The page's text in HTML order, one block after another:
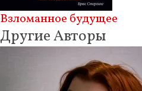
Взломанное будущее
Другие Авторы